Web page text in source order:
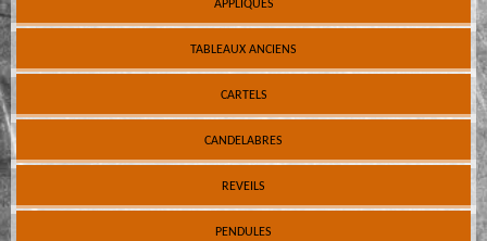
APPLIQUES
TABLEAUX ANCIENS
CARTELS
CANDELABRES
REVEILS
PENDULES